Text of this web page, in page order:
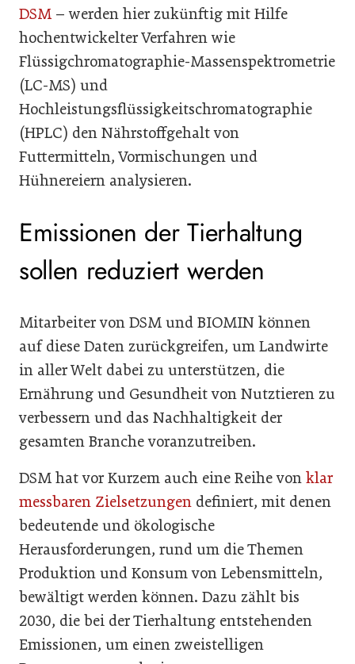
DSM – werden hier zukünftig mit Hilfe
hochentwickelter Verfahren wie
Flüssigchromatographie-Massenspektrometrie
(LC-MS) und
Hochleistungsflüssigkeitschromatographie
(HPLC) den Nährstoffgehalt von
Futtermitteln, Vormischungen und
Hühnereiern analysieren.
Emissionen der Tierhaltung
sollen reduziert werden
Mitarbeiter von DSM und BIOMIN können
auf diese Daten zurückgreifen, um Landwirte
in aller Welt dabei zu unterstützen, die
Ernährung und Gesundheit von Nutztieren zu
verbessern und das Nachhaltigkeit der
gesamten Branche voranzutreiben.
DSM hat vor Kurzem auch eine Reihe von klar
messbaren Zielsetzungen definiert, mit denen
bedeutende und ökologische
Herausforderungen, rund um die Themen
Produktion und Konsum von Lebensmitteln,
bewältigt werden können. Dazu zählt bis
2030, die bei der Tierhaltung entstehenden
Emissionen, um einen zweistelligen